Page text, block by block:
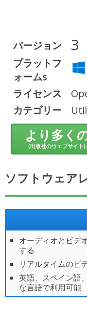
バージョン 3
プラットフ
ォームs
ライセンス
カテゴリー
より多く
(出版社のウェブサイト
ソフトウェア
オーディオとビデ
する
リアルタイムのビ
英語、スペイン語
な言語で利用可能